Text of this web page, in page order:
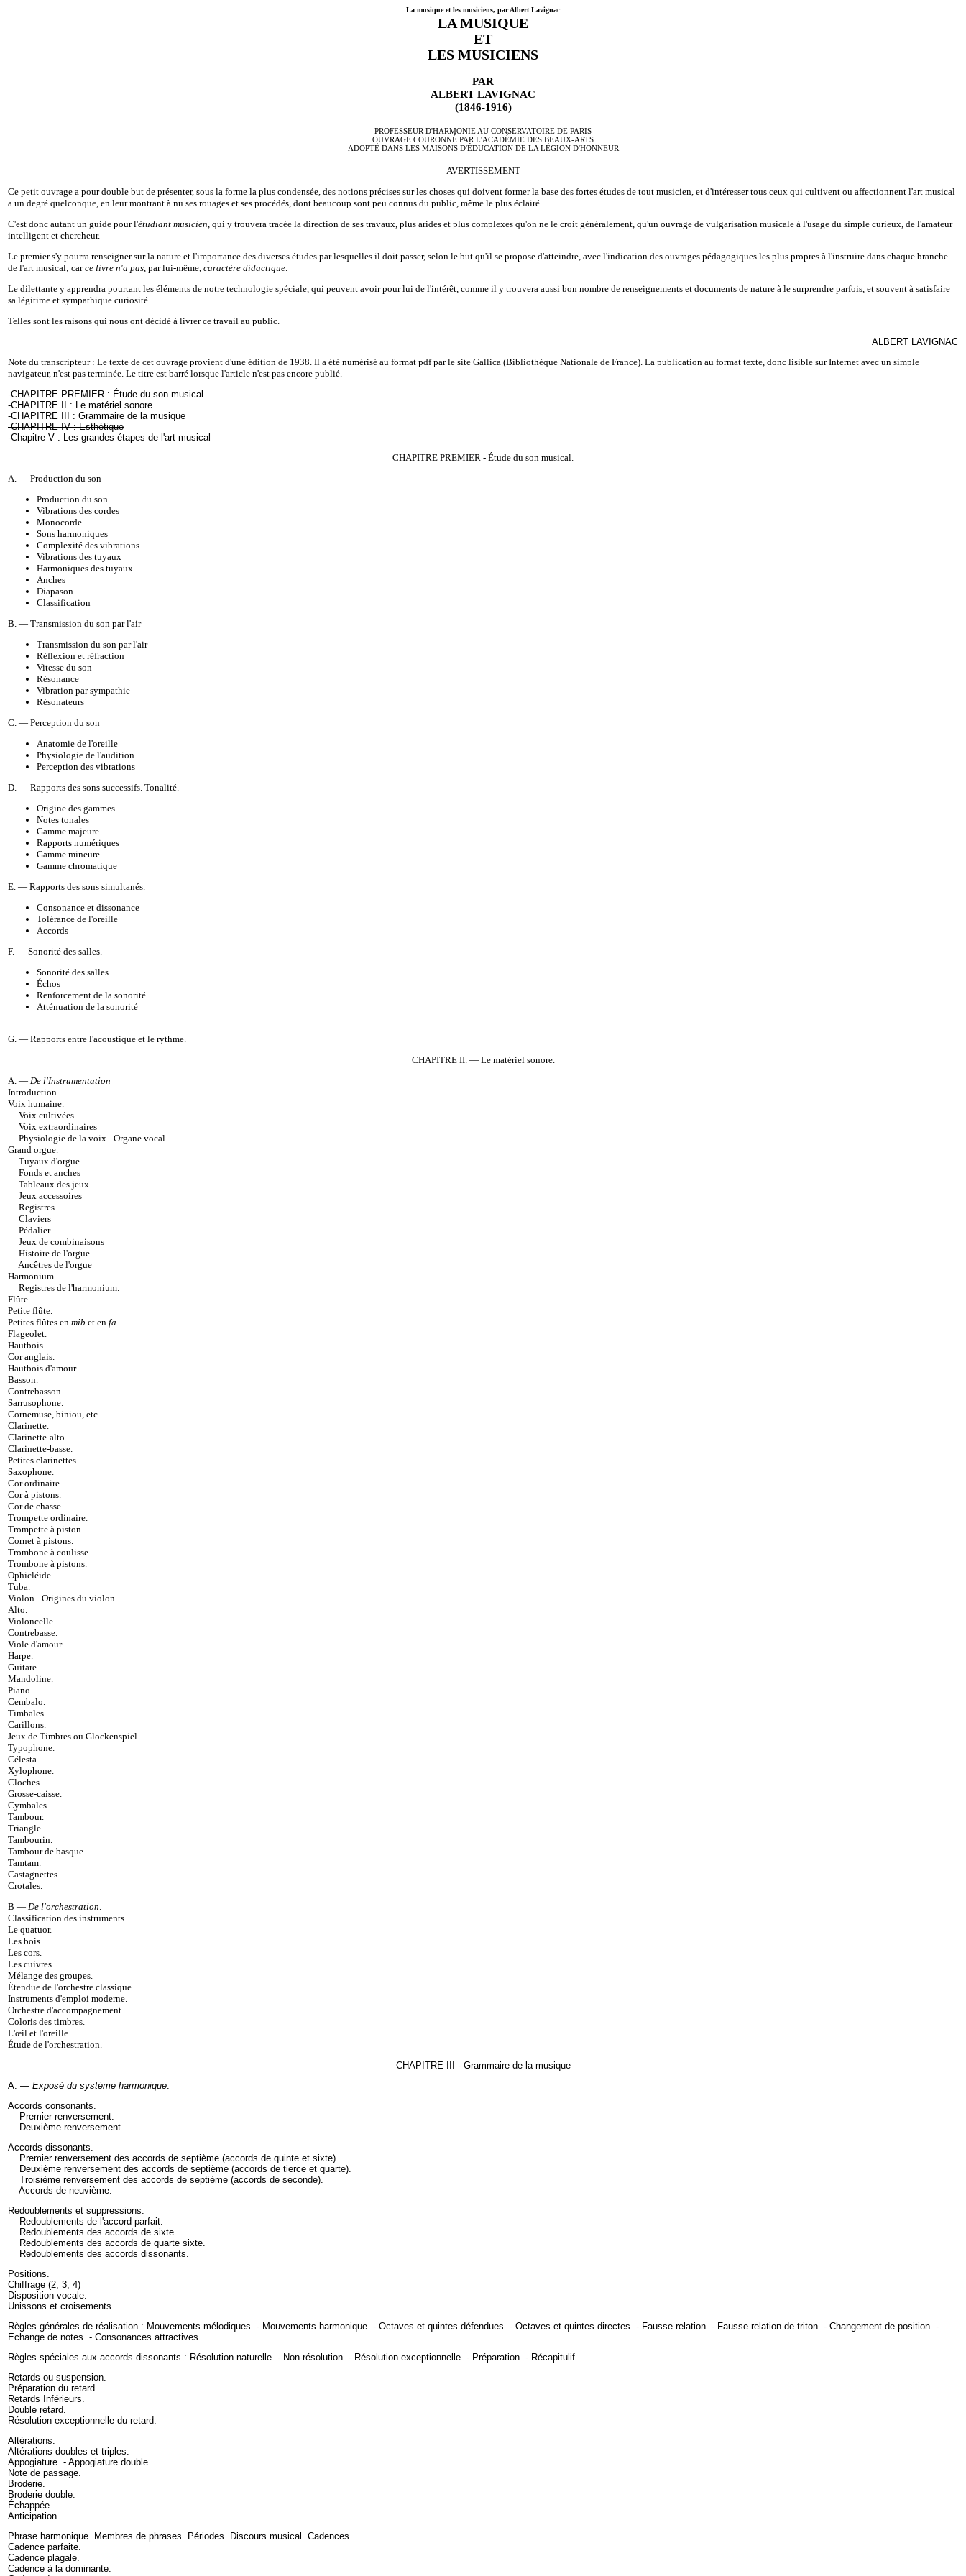
La musique et les musiciens, par Albert Lavignac
LA MUSIQUE
ET
LES MUSICIENS
PAR
ALBERT LAVIGNAC
(1846-1916)
PROFESSEUR D'HARMONIE AU CONSERVATOIRE DE PARIS
OUVRAGE COURONNÉ PAR L'ACADÉMIE DES BEAUX-ARTS
ADOPTÉ DANS LES MAISONS D'ÉDUCATION DE LA LÉGION D'HONNEUR
AVERTISSEMENT
Ce petit ouvrage a pour double but de présenter, sous la forme la plus condensée, des notions précises sur les choses qui doivent former la base des fortes études de tout musicien, et d'intéresser tous ceux qui cultivent ou affectionnent l'art musical
a un degré quelconque, en leur montrant à nu ses rouages et ses procédés, dont beaucoup sont peu connus du public, même le plus éclairé.
C'est donc autant un guide pour l'étudiant musicien, qui y trouvera tracée la direction de ses travaux, plus arides et plus complexes qu'on ne le croit généralement, qu'un ouvrage de vulgarisation musicale à l'usage du simple curieux, de l'amateur
intelligent et chercheur.
Le premier s'y pourra renseigner sur la nature et l'importance des diverses études par lesquelles il doit passer, selon le but qu'il se propose d'atteindre, avec l'indication des ouvrages pédagogiques les plus propres à l'instruire dans chaque branche
de l'art musical; carce livre n'a pas, par lui-même, caractère didactique.
Le dilettante y apprendra pourtant les éléments de notre technologie spéciale, qui peuvent avoir pour lui de l'intérêt, comme il y trouvera aussi bon nombre de renseignements et documents de nature à le surprendre parfois, et souvent à satisfaire
sa légitime et sympathique curiosité.
Telles sont les raisons qui nous ont décidé à livrer ce travail au public.
ALBERT LAVIGNAC
Note du transcripteur : Le texte de cet ouvrage provient d'une édition de 1938. Il a été numérisé au format pdf par le site Gallica (Bibliothèque Nationale de France). La publication au format texte, donc lisible sur Internet avec un simple
navigateur, n'est pas terminée. Le titre est barré lorsque l'article n'est pas encore publié.
-CHAPITRE PREMIER : Étude du son musical
-CHAPITRE II : Le matériel sonore
-CHAPITRE III : Grammaire de la musique
-CHAPITRE IV : Esthétique
-Chapitre V : Les grandes étapes de l'art musical
CHAPITRE PREMIER - Étude du son musical.
A. — Production du son
Production du son
Vibrations des cordes
Monocorde
Sons harmoniques
Complexité des vibrations
Vibrations des tuyaux
Harmoniques des tuyaux
Anches
Diapason
Classification
B. — Transmission du son par l'air
Transmission du son par l'air
Réflexion et réfraction
Vitesse du son
Résonance
Vibration par sympathie
Résonateurs
C. — Perception du son
Anatomie de l'oreille
Physiologie de l'audition
Perception des vibrations
D. — Rapports des sons successifs. Tonalité.
Origine des gammes
Notes tonales
Gamme majeure
Rapports numériques
Gamme mineure
Gamme chromatique
E. — Rapports des sons simultanés.
Consonance et dissonance
Tolérance de l'oreille
Accords
F. — Sonorité des salles.
Sonorité des salles
Échos
Renforcement de la sonorité
Atténuation de la sonorité
G. — Rapports entre l'acoustique et le rythme.
CHAPITRE II. — Le matériel sonore.
A. — De l'Instrumentation
Introduction
Voix humaine.
Voix cultivées
Voix extraordinaires
Physiologie de la voix - Organe vocal
Grand orgue.
Tuyaux d'orgue
Fonds et anches
Tableaux des jeux
Jeux accessoires
Registres
Claviers
Pédalier
Jeux de combinaisons
Histoire de l'orgue
Ancêtres de l'orgue
Harmonium.
Registres de l'harmonium.
Flûte.
Petite flûte.
Petites flûtes en mib et en fa.
Flageolet.
Hautbois.
Cor anglais.
Hautbois d'amour.
Basson.
Contrebasson.
Sarrusophone.
Cornemuse, biniou, etc.
Clarinette.
Clarinette-alto.
Clarinette-basse.
Petites clarinettes.
Saxophone.
Cor ordinaire.
Cor à pistons.
Cor de chasse.
Trompette ordinaire.
Trompette à piston.
Cornet à pistons.
Trombone à coulisse.
Trombone à pistons.
Ophicléide.
Tuba.
Violon - Origines du violon.
Alto.
Violoncelle.
Contrebasse.
Viole d'amour.
Harpe.
Guitare.
Mandoline.
Piano.
Cembalo.
Timbales.
Carillons.
Jeux de Timbres ou Glockenspiel.
Typophone.
Célesta.
Xylophone.
Cloches.
Grosse-caisse.
Cymbales.
Tambour.
Triangle.
Tambourin.
Tambour de basque.
Tamtam.
Castagnettes.
Crotales.
B — De l'orchestration.
Classification des instruments.
Le quatuor.
Les bois.
Les cors.
Les cuivres.
Mélange des groupes.
Étendue de l'orchestre classique.
Instruments d'emploi moderne.
Orchestre d'accompagnement.
Coloris des timbres.
L'œil et l'oreille.
Étude de l'orchestration.
CHAPITRE III - Grammaire de la musique
A. — Exposé du système harmonique.
Accords consonants.
Premier renversement.
Deuxième renversement.
Accords dissonants.
Premier renversement des accords de septième (accords de quinte et sixte).
Deuxième renversement des accords de septième (accords de tierce et quarte).
Troisième renversement des accords de septième (accords de seconde).
Accords de neuvième.
Redoublements et suppressions.
Redoublements de l'accord parfait.
Redoublements des accords de sixte.
Redoublements des accords de quarte sixte.
Redoublements des accords dissonants.
Positions.
Chiffrage (2, 3, 4)
Disposition vocale.
Unissons et croisements.
Règles générales de réalisation : Mouvements mélodiques. - Mouvements harmonique. - Octaves et quintes défendues. - Octaves et quintes directes. - Fausse relation. - Fausse relation de triton. - Changement de position. -
Echange de notes. - Consonances attractives.
Règles spéciales aux accords dissonants : Résolution naturelle. - Non-résolution. - Résolution exceptionnelle. - Préparation. - Récapitulif.
Retards ou suspension.
Préparation du retard.
Retards Inférieurs.
Double retard.
Résolution exceptionnelle du retard.
Altérations.
Altérations doubles et triples.
Appogiature. - Appogiature double.
Note de passage.
Broderie.
Broderie double.
Échappée.
Anticipation.
Phrase harmonique. Membres de phrases. Périodes. Discours musical. Cadences.
Cadence parfaite.
Cadence plagale.
Cadence à la dominante.